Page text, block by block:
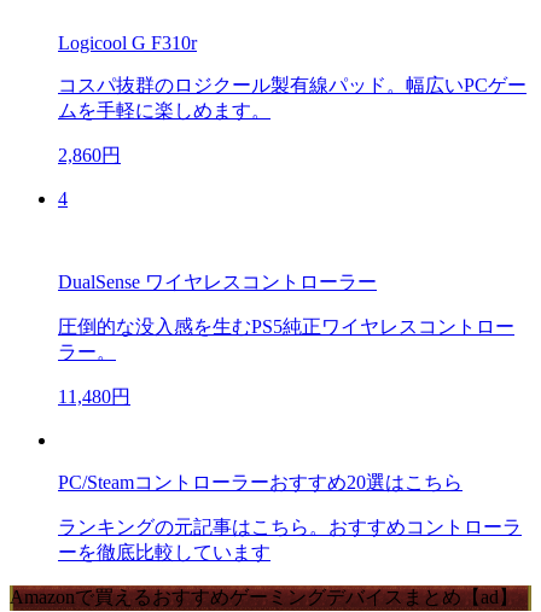
Logicool G F310r
コスパ抜群のロジクール製有線パッド。幅広いPCゲー
ムを手軽に楽しめます。
2,860円
4
DualSense ワイヤレスコントローラー
圧倒的な没入感を生むPS5純正ワイヤレスコントロー
ラー。
11,480円
PC/Steamコントローラーおすすめ20選はこちら
ランキングの元記事はこちら。おすすめコントローラ
ーを徹底比較しています
Amazonで買えるおすすめゲーミングデバイスまとめ【ad】